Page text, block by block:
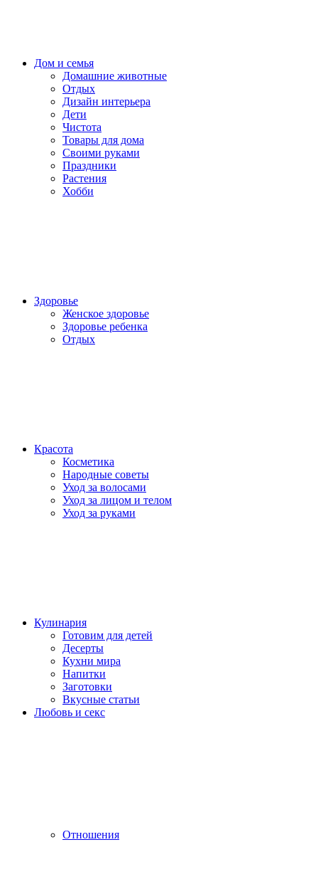
Дом и семья
Домашние животные
Отдых
Дизайн интерьера
Дети
Чистота
Товары для дома
Своими руками
Праздники
Растения
Хобби
Здоровье
Женское здоровье
Здоровье ребенка
Отдых
Красота
Косметика
Народные советы
Уход за волосами
Уход за лицом и телом
Уход за руками
Кулинария
Готовим для детей
Десерты
Кухни мира
Напитки
Заготовки
Вкусные статьи
Любовь и секс
Отношения